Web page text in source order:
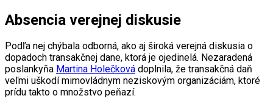
Absencia verejnej diskusie
Podľa nej chýbala odborná, ako aj široká verejná diskusia o
dopadoch transakčnej dane, ktorá je ojedinelá. Nezaradená
poslankyňa Martina Holečková doplnila, že transakčná daň
veľmi uškodí mimovládnym neziskovým organizáciám, ktoré
prídu takto o množstvo peňazí.